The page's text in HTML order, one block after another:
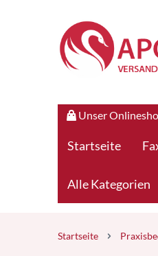
Unser
Startseite
Alle Kategorien
Startseite